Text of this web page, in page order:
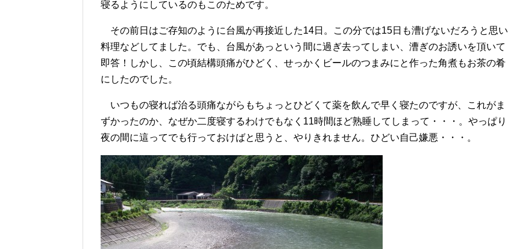
寝るようにしているのもこのためです。
その前日はご存知のように台風が再接近した14日。この分では15日も漕げないだろうと思い
料理などしてました。でも、台風があっという間に過ぎ去ってしまい、漕ぎのお誘いを頂いて
即答！しかし、この頃結構頭痛がひどく、せっかくビールのつまみにと作った角煮もお茶の肴
にしたのでした。
いつもの寝れば治る頭痛ながらもちょっとひどくて薬を飲んで早く寝たのですが、これがま
ずかったのか、なぜか二度寝するわけでもなく11時間ほど熟睡してしまって・・・。やっぱり
夜の間に這ってでも行っておけばと思うと、やりきれません。ひどい自己嫌悪・・・。